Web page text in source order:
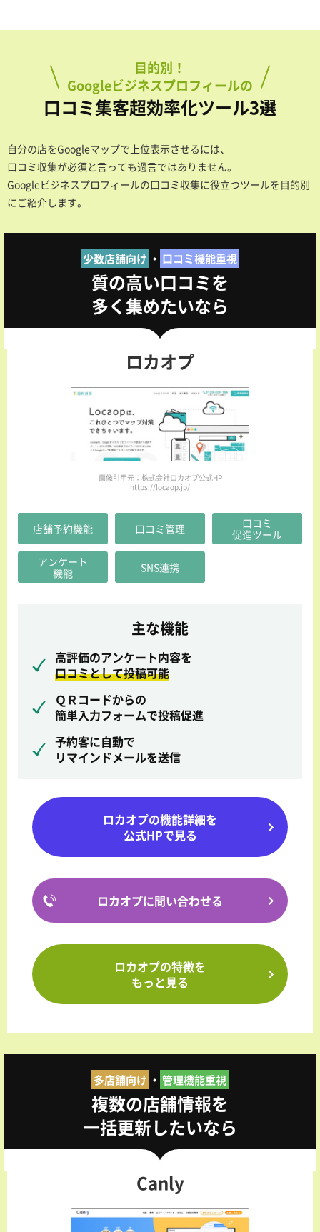
目的別！
Googleビジネスプロフィールの
口コミ集客超効率化ツール3選
自分の店をGoogleマップで上位表示させるには、
口コミ収集が必須と言っても過言ではありません。
Googleビジネスプロフィールの口コミ収集に役立つツールを目的別
にご紹介します。
少数店舗向け ・ 口コミ機能重視
質の高い口コミを
多く集めたいなら
ロカオプ
画像引用元：株式会社ロカオプ公式HP
https://locaop.jp/
店舗予約機能 口コミ管理
口コミ
促進ツール
アンケート
機能
SNS連携
主な機能
高評価のアンケート内容を
口コミとして投稿可能
ＱＲコードからの
簡単入力フォームで投稿促進
予約客に自動で
リマインドメールを送信
ロカオプの機能詳細を
公式HPで見る
ロカオプに問い合わせる
ロカオプの特徴を
もっと見る
多店舗向け ・ 管理機能重視
複数の店舗情報を
一括更新したいなら
Canly